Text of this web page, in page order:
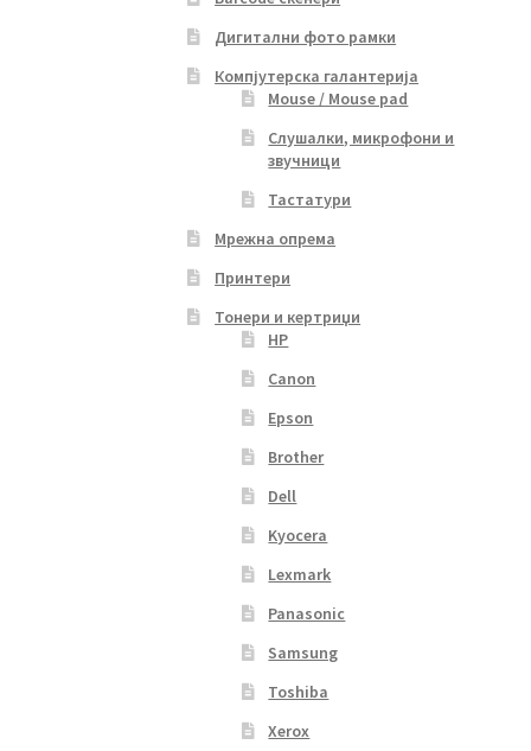
Дигитални фото рамки
Компјутерска галантерија
Mouse / Mouse pad
Слушалки, микрофони и
звучници
Тастатури
Мрежна опрема
Принтери
Тонери и кертриџи
HP
Canon
Epson
Brother
Dell
Kyocera
Lexmark
Panasonic
Samsung
Toshiba
Xerox